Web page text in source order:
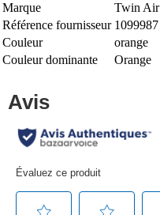
Marque
Twin Air
Référence fournisseur 1099987
Couleur
orange
Couleur dominante
Orange